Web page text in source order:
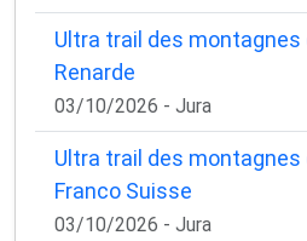
Ultra trail des montagnes
Renarde
03/10/2026 - Jura
Ultra trail des montagnes
Franco Suisse
03/10/2026 - Jura